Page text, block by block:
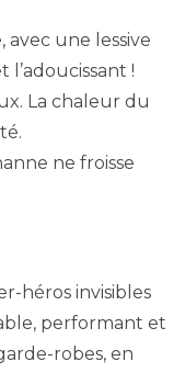
avec une lessive
l’adoucissant !
La chaleur du
ne froisse
héros invisibles
performant et
robes, en